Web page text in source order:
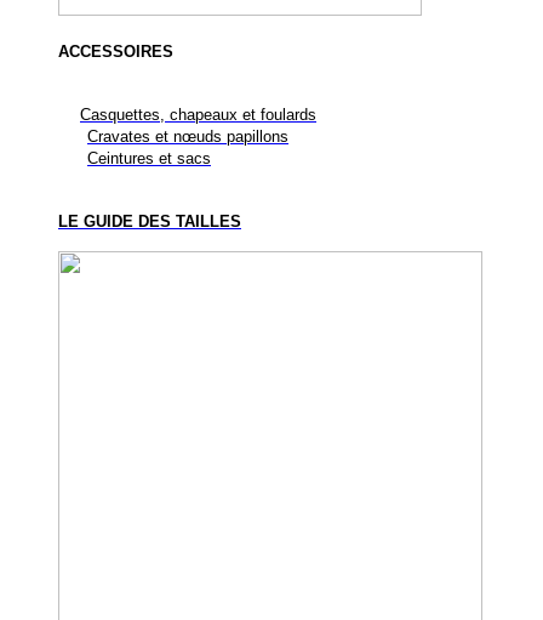
ACCESSOIRES
Casquettes, chapeaux et foulards
Cravates et nœuds papillons
Ceintures et sacs
LE GUIDE DES TAILLES